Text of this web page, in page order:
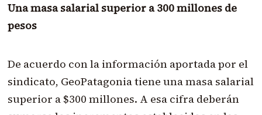
Una masa salarial superior a 300 millones de
pesos
De acuerdo con la información aportada por el
sindicato, GeoPatagonia tiene una masa salarial
superior a $300 millones. A esa cifra deberán